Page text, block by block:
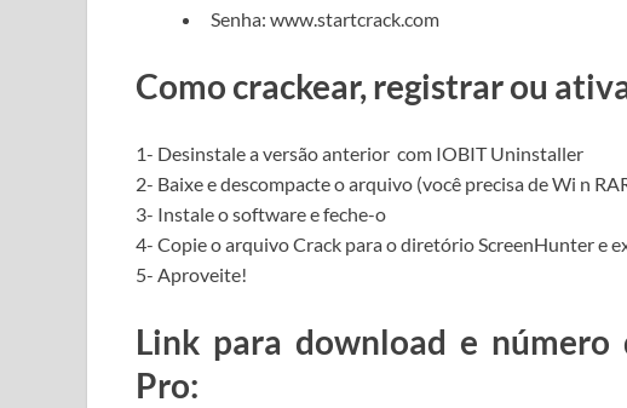
Senha: www.startcrack.com
Como crackear, registrar ou
1- Desinstale aversão anterior com IOBIT Uninstaller
2- Baixe e descompacte o arquivo (você precisa de Wi n
3- Instale o software e feche-o
4- Copie o arquivo Crack para o diretório ScreenHunter e
5- Aproveite!
Link para download e número
Pro: